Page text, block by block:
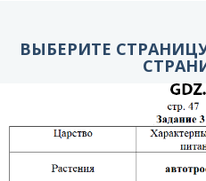
ВЫБЕРИТЕ